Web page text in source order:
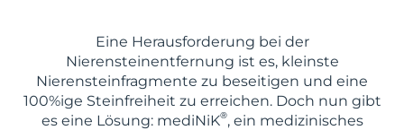
Eine Herausforderung bei der
Nierensteinentfernung ist es, kleinste
Nierensteinfragmente zu beseitigen und eine
100%ige Steinfreiheit zu erreichen. Doch nun gibt
es eine Lösung: mediNiK®, ein medizinisches